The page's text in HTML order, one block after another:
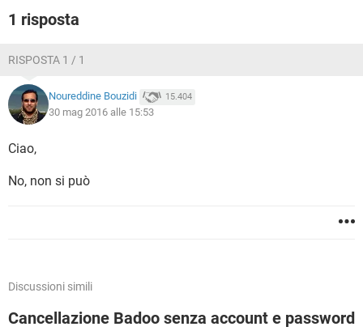
1 risposta
RISPOSTA 1 / 1
Noureddine Bouzidi 15.404
30 mag 2016 alle 15:53
Ciao,
No, non si può
Discussioni simili
Cancellazione Badoo senza account e password